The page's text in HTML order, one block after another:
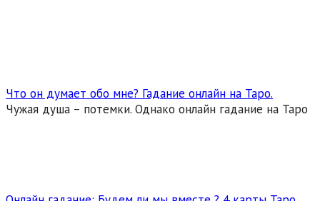
Что он думает обо мне? Гадание онлайн на Таро.
Чужая душа – потемки. Однако онлайн гадание на Таро